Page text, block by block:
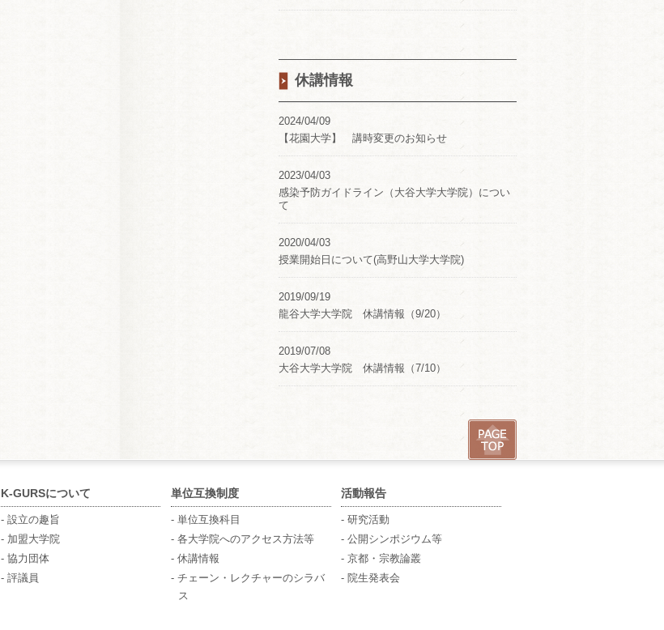
休講情報
2024/04/09
【花園大学】 講時変更のお知らせ
2023/04/03
感染予防ガイドライン（大谷大学大学院）につい
て
2020/04/03
授業開始日について(高野山大学大学院)
2019/09/19
龍谷大学大学院 休講情報（9/20）
2019/07/08
大谷大学大学院 休講情報（7/10）
K-GURSについて
- 設立の趣旨
- 加盟大学院
- 協力団体
- 評議員
単位互換制度
- 単位互換科目
- 各大学院へのアクセス方法等
- 休講情報
- チェーン・レクチャーのシラバ
ス
活動報告
- 研究活動
- 公開シンポジウム等
- 京都・宗教論叢
- 院生発表会